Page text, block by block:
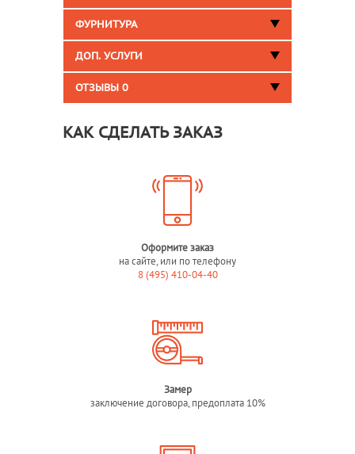
ФУРНИТУРА
ДОП. УСЛУГИ
ОТЗЫВЫ 0
КАК СДЕЛАТЬ ЗАКАЗ
Оформите заказ
на сайте, или по телефону
8 (495) 410-04-40
Замер
заключение договора, предоплата 10%